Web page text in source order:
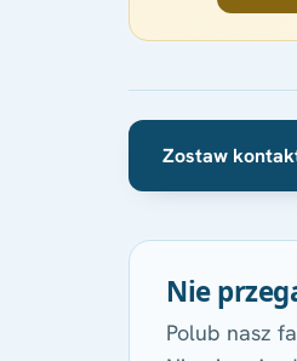
Zostaw
Nie
Polub nasz